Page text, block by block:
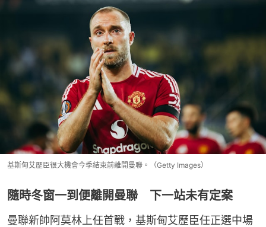
基斯甸艾歷臣很大機會今季結束前離開曼聯。（Getty Images）
隨時冬窗一到便離開曼聯 下一站未有定案
曼聯新帥阿莫林上任首戰，基斯甸艾歷臣任正選中場